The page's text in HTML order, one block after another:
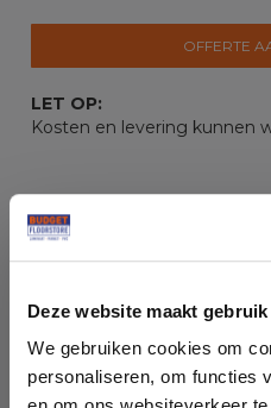
Deze website maakt
We gebruiken cookies om
personaliseren, om functies
OFFERTE
LET OP:
Kosten en levering kunnen
Specificaties
Soort vloer: